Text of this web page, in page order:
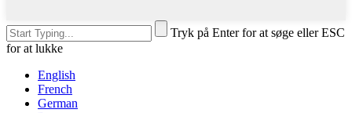
Tryk på Enter for at søge eller ESC
for at lukke
English
French
German